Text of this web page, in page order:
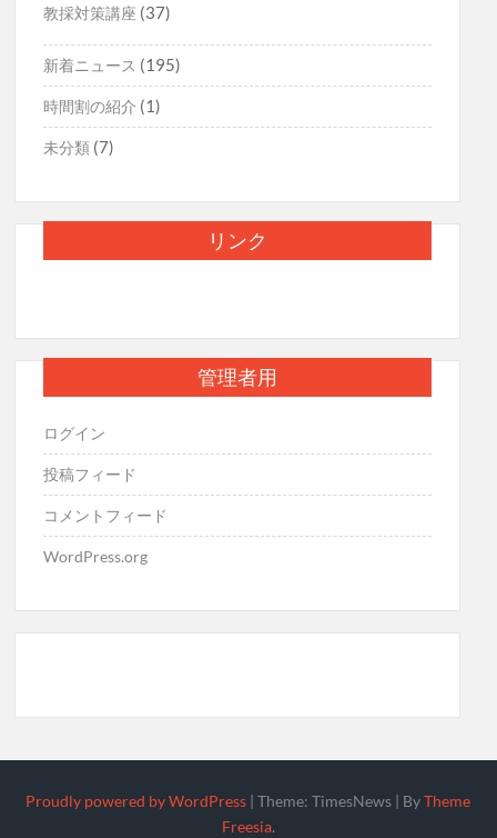
教採対策講座 (37)
新着ニュース (195)
時間割の紹介 (1)
未分類 (7)
リンク
管理者用
ログイン
投稿フィード
コメントフィード
WordPress.org
Proudly powered by WordPress |Theme: TimesNews ByTheme
Freesia.